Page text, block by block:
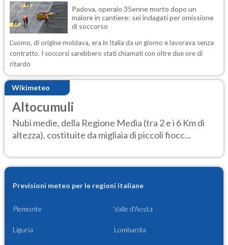
Padova, operaio 35enne morto dopo un
malore in cantiere: sei indagati per omissione
di soccorso
L'uomo, di origine moldava, era in Italia da un giorno e lavorava senza
contratto. I soccorsi sarebbero stati chiamati con oltre due ore di
ritardo
Wikimeteo
Altocumuli
Nubi medie, della Regione Media (tra 2 e i 6 Km di
altezza), costituite da migliaia di piccoli fiocc...
Previsioni meteo per le regioni italiane
Piemonte Valle d'Aosta
Liguria Lombardia